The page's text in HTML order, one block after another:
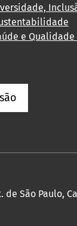
e
de São Paulo,